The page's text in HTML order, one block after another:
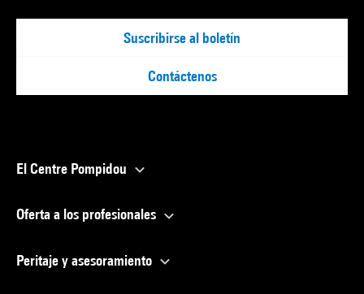
Suscribirse al boletín
Contáctenos
El Centre Pompidou
Oferta a los profesionales
Peritaje y asesoramiento